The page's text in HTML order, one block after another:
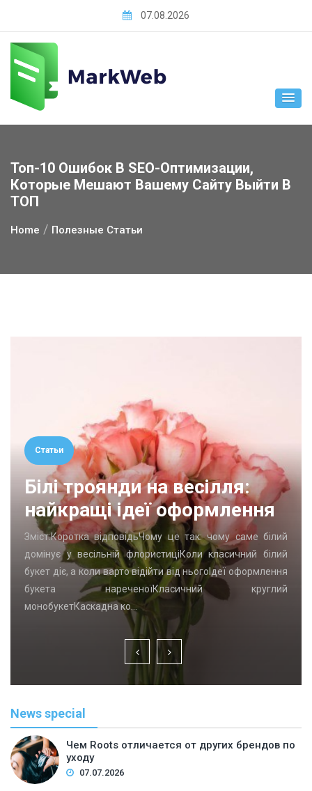
content
07.08.2026
Топ-10 Ошибок В SEO-Оптимизации,
Которые Мешают Вашему Сайту Выйти В
ТОП
Home Полезные Статьи
Статьи
Білі троянди на весілля:
найкращі ідеї оформлення
Зміст:Коротка відповідьЧому це так: чому саме білий
домінує у весільній флористиціКоли класичний білий
букет діє, а коли варто відійти від ньогоІдеї оформлення
букета нареченоїКласичний круглий
монобукетКаскадна ко…
News special
Чем Roots отличается от других брендов по
уходу
07.07.2026